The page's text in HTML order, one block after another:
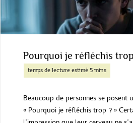
nous
apprennent
mythes
Pourquoi je réfléchis
Beaucoup de personnes se posent
« Pourquoi je réfléchis trop ? »